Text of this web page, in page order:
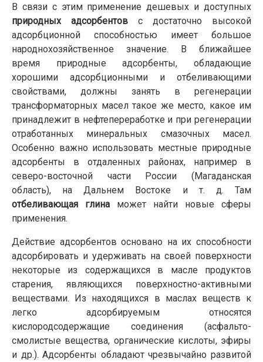
В связи с этим применение дешевых и доступных
природных адсорбентов с достаточно высокой
адсорбционной способностью имеет большое
народнохозяйственное значение. В ближайшее
время природные адсорбенты, обладающие
хорошими адсорбционными и отбеливающими
свойствами, должны занять в регенерации
трансформаторных масел такое же место, какое им
принадлежит в нефтепереработке и при регенерации
отработанных минеральных смазочных масел.
Особенно важно использовать местные природные
адсорбенты в отдаленных районах, например в
северо-восточной части России (Магаданская
область), на Дальнем Востоке и т. д. Там
отбеливающая глина может найти новые сферы
применения.
Действие адсорбентов основано на их способности
адсорбировать и удерживать на своей поверхности
некоторые из содержащихся в масле продуктов
старения, являющихся поверхностно-активными
веществами. Из находящихся в маслах веществ к
легко адсорбируемым относятся
кислородсодержащие соединения (асфальто-
смолистые вещества, органические кислоты, эфиры
и др.). Адсорбенты обладают чрезвычайно развитой